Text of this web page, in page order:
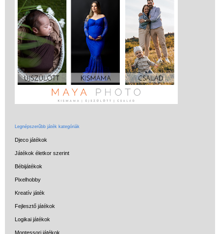
Legnépszerűbb játék kategóriák
Djeco játékok
Játékok életkor szerint
Bébijátékok
Pixelhobby
Kreatív játék
Fejlesztő játékok
Logikai játékok
Montessori játékok
Miért vásárolj nálunk?
Akiket támogatunk
Garancia
Játék rendelés - Az internetes
vásárlás előnyei
Reklamáció és Elállás